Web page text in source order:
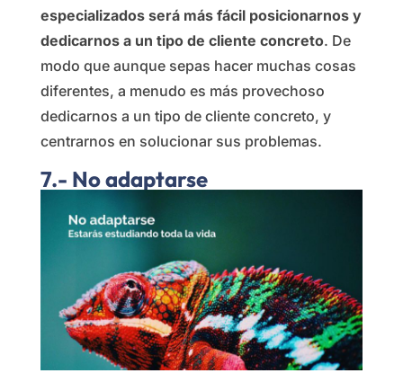
especializados será más fácil posicionarnos y
dedicarnos a un tipo de cliente concreto. De
modo que aunque sepas hacer muchas cosas
diferentes, a menudo es más provechoso
dedicarnos a un tipo de cliente concreto, y
centrarnos en solucionar sus problemas.
7.- No adaptarse